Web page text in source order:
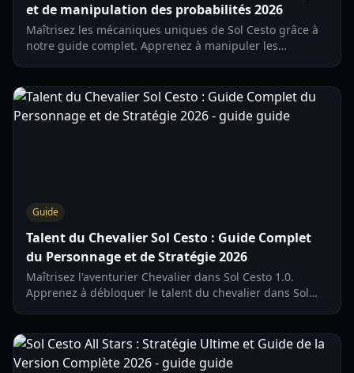
et de manipulation des probabilités 2026
Maîtrisez les mécaniques uniques de Sol Cesto grâce à
notre guide complet. Apprenez à manipuler les
Guide
Talent du Chevalier Sol Cesto : Guide Complet
du Personnage et de Stratégie 2026
Maîtrisez l'aventurier Chevalier dans Sol Cesto 1.0.
Apprenez à débloquer le talent du chevalier dans Sol